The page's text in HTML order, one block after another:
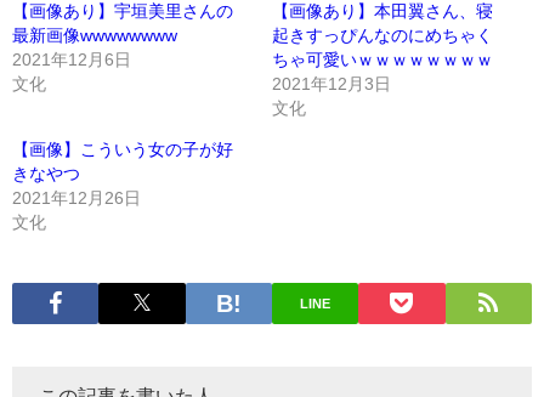
【画像あり】宇垣美里さんの
最新画像wwwwwwww
2021年12月6日
文化
【画像あり】本田翼さん、寝
起きすっぴんなのにめちゃく
ちゃ可愛いｗｗｗｗｗｗｗｗ
2021年12月3日
文化
【画像】こういう女の子が好
きなやつ
2021年12月26日
文化
LINE